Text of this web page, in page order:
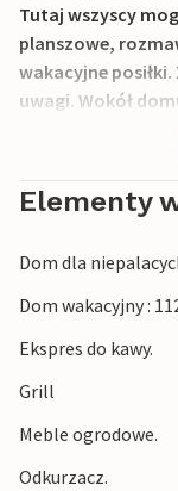
Tutaj wszyscy
planszowe,
wakacyjne
uwagi. Wokół
znajduje się
po okolicy, w
Elementy
Dom dla
Dom wakacyjny :
Ekspres do kawy.
Grill
Meble ogrodowe.
Odkurzacz.